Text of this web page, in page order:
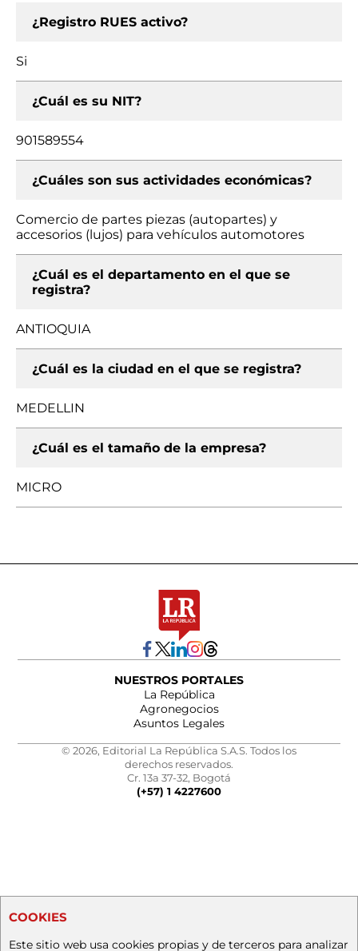
¿Registro RUES activo?
Si
¿Cuál es su NIT?
901589554
¿Cuáles son sus actividades económicas?
Comercio de partes piezas (autopartes) y
accesorios (lujos) para vehículos automotores
¿Cuál es el departamento en el que se
registra?
ANTIOQUIA
¿Cuál es la ciudad en el que se registra?
MEDELLIN
¿Cuál es el tamaño de la empresa?
MICRO
NUESTROS PORTALES
La República
Agronegocios
Asuntos Legales
© 2026, Editorial La República S.A.S. Todos los
derechos reservados.
Cr. 13a 37-32, Bogotá
(+57) 1 4227600
COOKIES
Este sitio web usa cookies propias y de terceros para analizar